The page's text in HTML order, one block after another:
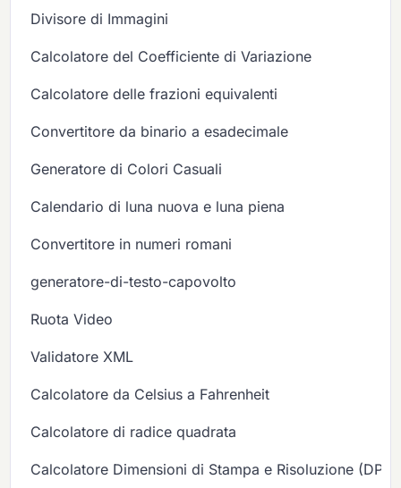
Divisore di Immagini
Calcolatore del Coefficiente di Variazione
Calcolatore delle frazioni equivalenti
Convertitore da binario a esadecimale
Generatore di Colori Casuali
Calendario di luna nuova e luna piena
Convertitore in numeri romani
generatore-di-testo-capovolto
Ruota Video
Validatore XML
Calcolatore da Celsius a Fahrenheit
Calcolatore di radice quadrata
Calcolatore Dimensioni di Stampa e Risoluzione (DPI/